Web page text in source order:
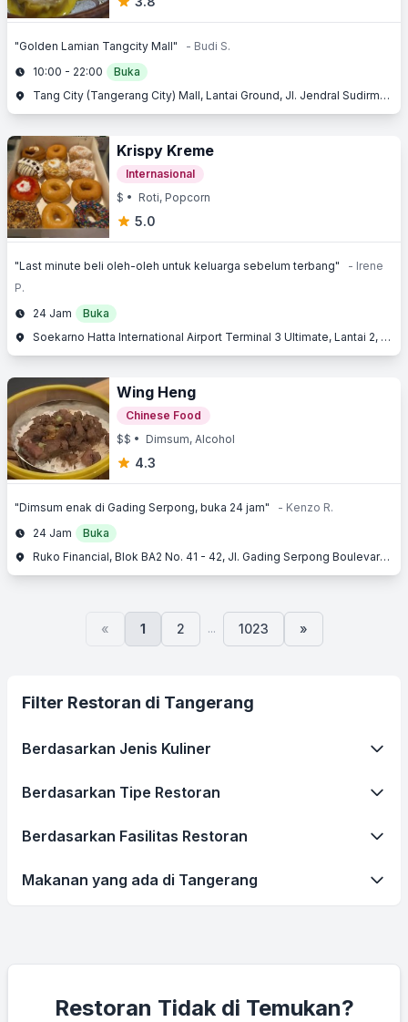
"Golden Lamian Tangcity Mall"
- Budi S.
10:00 - 22:00
Buka
Tang City (Tangerang City) Mall, Lantai Ground, Jl. Jendral Sudirman No. 1, Kota Tangerang, Tangerang, Banten
Krispy Kreme
Internasional
$ • Roti, Popcorn
5.0
"Last minute beli oleh-oleh untuk keluarga sebelum terbang"
- Irene
P.
24 Jam
Buka
Soekarno Hatta International Airport Terminal 3 Ultimate, Lantai 2, Jl. Raya Bandara, Benda, Tangerang, Banten
Wing Heng
Chinese Food
$$ • Dimsum, Alcohol
4.3
"Dimsum enak di Gading Serpong, buka 24 jam"
- Kenzo R.
24 Jam
Buka
Ruko Financial, Blok BA2 No. 41 - 42, Jl. Gading Serpong Boulevard, Gading Serpong, Serpong, Tangerang, Banten
« 1 2 ... 1023 »
Filter Restoran di Tangerang
Berdasarkan Jenis Kuliner
Berdasarkan Tipe Restoran
Berdasarkan Fasilitas Restoran
Makanan yang ada di Tangerang
Restoran Tidak di Temukan?